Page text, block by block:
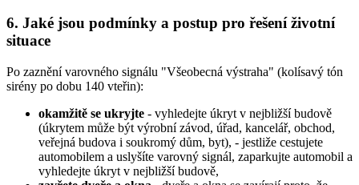
6. Jaké jsou podmínky a postup pro řešení životní
situace
Po zaznění varovného signálu "Všeobecná výstraha" (kolísavý tón
sirény po dobu 140 vteřin):
okamžitě se ukryjte - vyhledejte úkryt v nejbližší budově
(úkrytem může být výrobní závod, úřad, kancelář, obchod,
veřejná budova i soukromý dům, byt), - jestliže cestujete
automobilem a uslyšíte varovný signál, zaparkujte automobil a
vyhledejte úkryt v nejbližší budově,